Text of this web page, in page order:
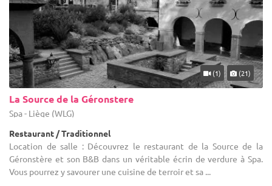
(1) (21)
La Source de la Géronstere
Spa - Liège (WLG)
Restaurant / Traditionnel
Location de salle : Découvrez le restaurant de la Source de la
Géronstère et son B&B dans un véritable écrin de verdure à Spa.
Vous pourrez y savourer une cuisine de terroir et sa ...